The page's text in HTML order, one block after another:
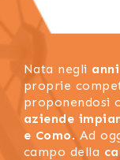
Nata negli
proprie
proponendosi
aziende
e Como. Ad
campo della